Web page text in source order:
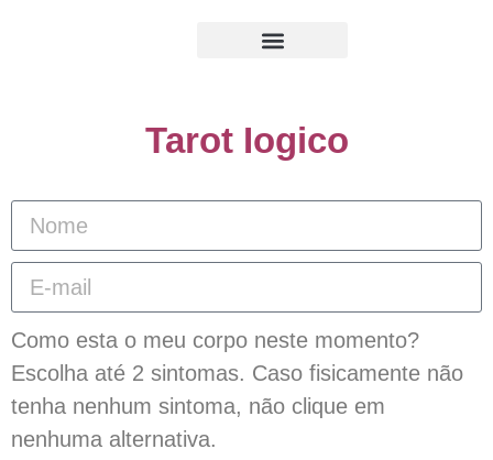
Tarot Iogico
Como esta o meu corpo neste momento?
Escolha até 2 sintomas. Caso fisicamente não
tenha nenhum sintoma, não clique em
nenhuma alternativa.